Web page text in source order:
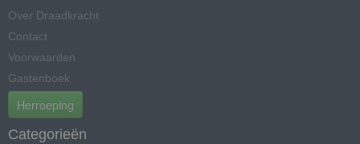
Over Draadkracht
Contact
Voorwaarden
Gastenboek
Herroeping
Categorieën